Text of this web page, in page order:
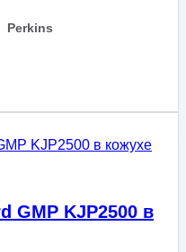
Perkins
GMP KJP2500 в